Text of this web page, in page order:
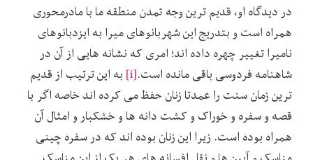
در دیدگاه او، قدیم ترین وجه تمدن منطقه ما با مادرمحوری
همراه است و بتدریج این شهربانوهای میرا به ایزدبانوهای
نامیرا تغییر چهره داده اند؛ امری که نشانه هایی از آن در
شاهنامه فردوسی باقی مانده است.[i] به این ترتیب از قدیم
ترین زمان سنت را عمدتا زنان حفظ می کرده اند خاصه اگر با
قصه و سفره و خوراک و کشت دانه ها و خشکبار و امثال آن
همراه بوده است. زیرا این زنان بوده اند که در سفره چینی